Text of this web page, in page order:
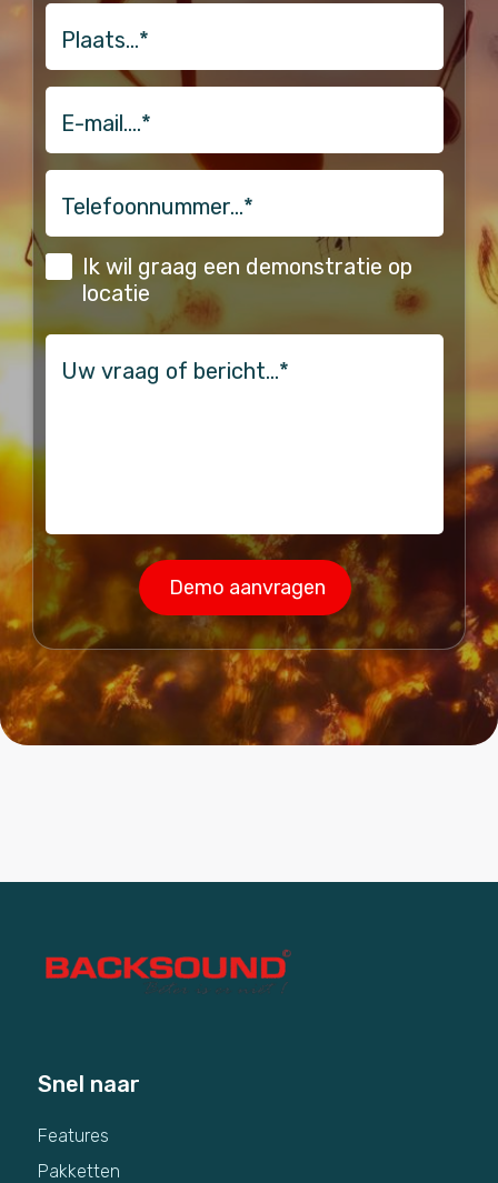
Plaats…
email
Telefoonnummer…
(Vereist)
Ik wil graag een demonstratie op
locatie
vraag
Snel naar
Features
Pakketten